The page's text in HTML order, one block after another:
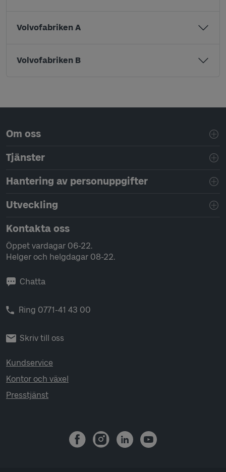
Volvofabriken A
Volvofabriken B
Sidfotsnavigering
Om oss
Tjänster
Hantering av personuppgifter
Utveckling
Kontakta oss
Öppet vardagar 06-22.
Helger och helgdagar 08-22.
Chatta
Ring 0771-41 43 00
Skriv till oss
Kundservice
Kontor och växel
Presstjänst